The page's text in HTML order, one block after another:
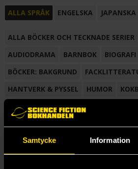
Samtycke Information
ALLA SPRÅK ENGELSKA JAPANSKA
ALLA BÖCKER OCH TECKNADE SERIER
AUDIODRAMA
BARNBOK
BIOGRAFI
BÖCKER: BAKGRUND
HANTVERK & PYSSEL
HUMOR
KORTROMAN
LÄROBOK
SAMLINGSVOLYM
TECKNA & MÅLA